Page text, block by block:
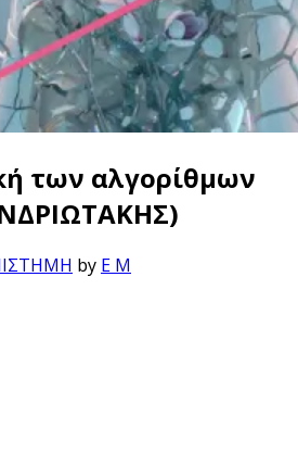
των αλγορίθμων
by E M